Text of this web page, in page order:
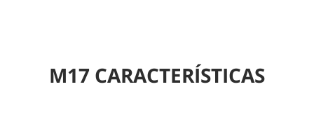
M17 CARACTERÍSTICAS